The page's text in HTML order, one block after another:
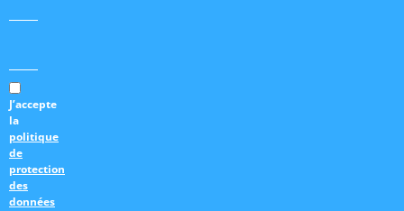
J’accepte
la
politique
de
protection
des
données